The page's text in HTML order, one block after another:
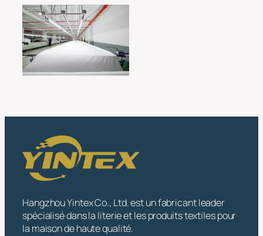
pour la précision et
la productivité
moderne et
efficace : un
espace de travail
propre et bien
organisé conçu
Hangzhou Yintex Co., Ltd. est un fabricant leader
spécialisé dans la literie et les produits textiles pour
la maison de haute qualité.